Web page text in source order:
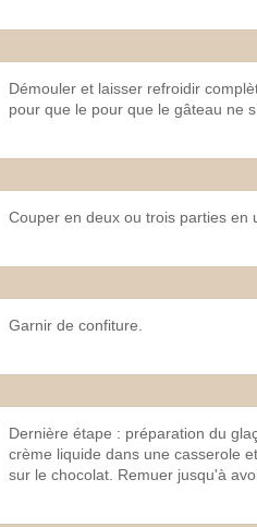
Démouler et laisser refroidir
pour que le pour que le gâteau ne
Couper en deux ou trois parties en
Garnir de confiture.
Dernière étape : préparation du
crème liquide dans une casserole
sur le chocolat. Remuer jusqu'à